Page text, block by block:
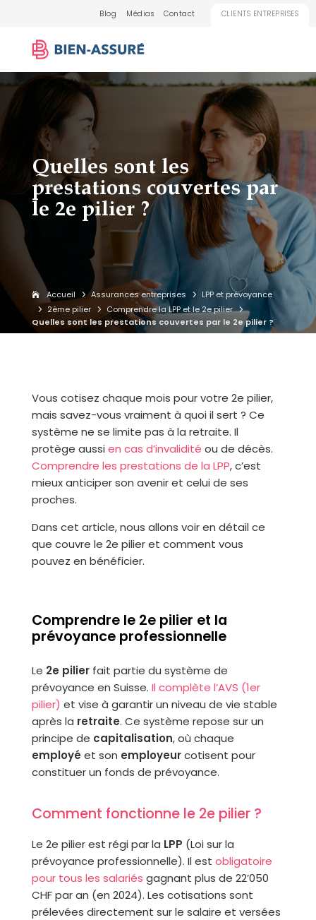
Blog Médias Contact CLIENTS ENTREPRISES
Quelles sont les
prestations couvertes par
le 2e pilier ?
Accueil 5Assurances entreprises 5 LPP et prévoyance
5 2ème pilier 5 Comprendre la LPP et le 2e pilier5
Quelles sont les prestations couvertes par le 2e pilier ?
Vous cotisez chaque mois pour votre 2e pilier,
mais savez-vous vraiment à quoi il sert ? Ce
système ne se limite pas à la retraite. Il
protège aussi en cas d’invalidité ou de décès.
Comprendre les prestations de la LPP, c’est
mieux anticiper son avenir et celui de ses
proches.
Dans cet article, nous allons voir en détail ce
que couvre le 2e pilier et comment vous
pouvez en bénéficier.
Comprendre le 2e pilier et la
prévoyance professionnelle
Le 2e pilierfait partie du système de
prévoyance en Suisse. Il complète l’AVS (1er
pilier) et vise à garantir un niveau de vie stable
après la retraite. Ce système repose sur un
principe de capitalisation, où chaque
employé et son employeurcotisent pour
constituer un fonds de prévoyance.
Comment fonctionne le 2e pilier ?
Le 2e pilier est régi par la LPP (Loi sur la
prévoyance professionnelle). Il est obligatoire
pour tous les salariés gagnant plus de 22’050
CHF par an (en 2024). Les cotisations sont
prélevées directement sur le salaire et versées